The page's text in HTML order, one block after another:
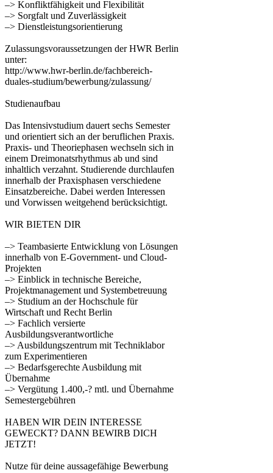
–> Konfliktfähigkeit und Flexibilität
–> Sorgfalt und Zuverlässigkeit
–> Dienstleistungsorientierung
Zulassungsvoraussetzungen der HWR Berlin
unter:
http://www.hwr-berlin.de/fachbereich-
duales-studium/bewerbung/zulassung/
Studienaufbau
Das Intensivstudium dauert sechs Semester
und orientiert sich an der beruflichen Praxis.
Praxis- und Theoriephasen wechseln sich in
einem Dreimonatsrhythmus ab und sind
inhaltlich verzahnt. Studierende durchlaufen
innerhalb der Praxisphasen verschiedene
Einsatzbereiche. Dabei werden Interessen
und Vorwissen weitgehend berücksichtigt.
WIR BIETEN DIR
–> Teambasierte Entwicklung von Lösungen
innerhalb von E-Government- und Cloud-
Projekten
–> Einblick in technische Bereiche,
Projektmanagement und Systembetreuung
–> Studium an der Hochschule für
Wirtschaft und Recht Berlin
–> Fachlich versierte
Ausbildungsverantwortliche
–> Ausbildungszentrum mit Techniklabor
zum Experimentieren
–> Bedarfsgerechte Ausbildung mit
Übernahme
–> Vergütung 1.400,-? mtl. und Übernahme
Semestergebühren
HABEN WIR DEIN INTERESSE
GEWECKT? DANN BEWIRB DICH
JETZT!
Nutze für deine aussagefähige Bewerbung